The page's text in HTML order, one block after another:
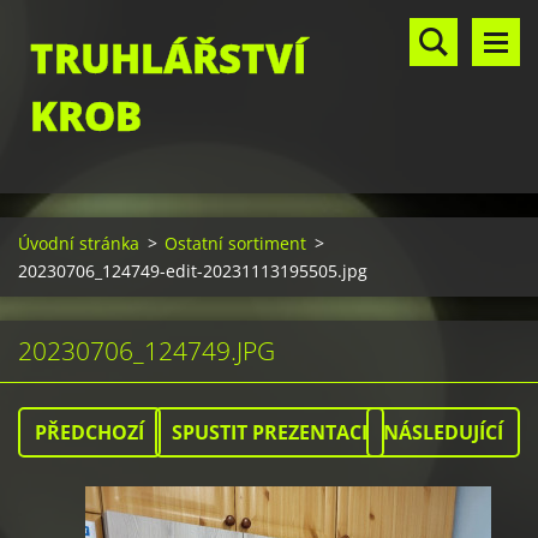
TRUHLÁŘSTVÍ
KROB
Úvodní stránka > Ostatní sortiment >
20230706_124749-edit-20231113195505.jpg
20230706_124749.JPG
PŘEDCHOZÍ SPUSTIT PREZENTACI NÁSLEDUJÍCÍ